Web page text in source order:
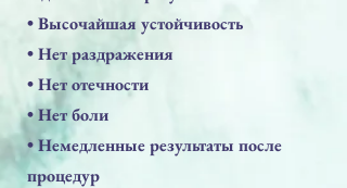
• Высочайшая устойчивость
• Нет раздражения
• Нет отечности
• Нет боли
• Немедленные результаты после
процедур